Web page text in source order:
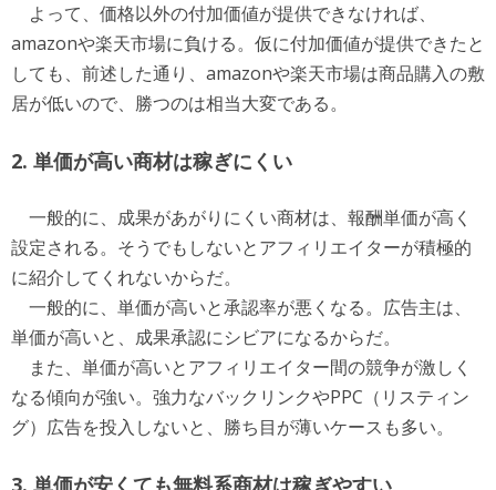
よって、価格以外の付加価値が提供できなければ、
amazonや楽天市場に負ける。仮に付加価値が提供できたと
しても、前述した通り、amazonや楽天市場は商品購入の敷
居が低いので、勝つのは相当大変である。
2. 単価が高い商材は稼ぎにくい
一般的に、成果があがりにくい商材は、報酬単価が高く
設定される。そうでもしないとアフィリエイターが積極的
に紹介してくれないからだ。
一般的に、単価が高いと承認率が悪くなる。広告主は、
単価が高いと、成果承認にシビアになるからだ。
また、単価が高いとアフィリエイター間の競争が激しく
なる傾向が強い。強力なバックリンクやPPC（リスティン
グ）広告を投入しないと、勝ち目が薄いケースも多い。
3. 単価が安くても無料系商材は稼ぎやすい